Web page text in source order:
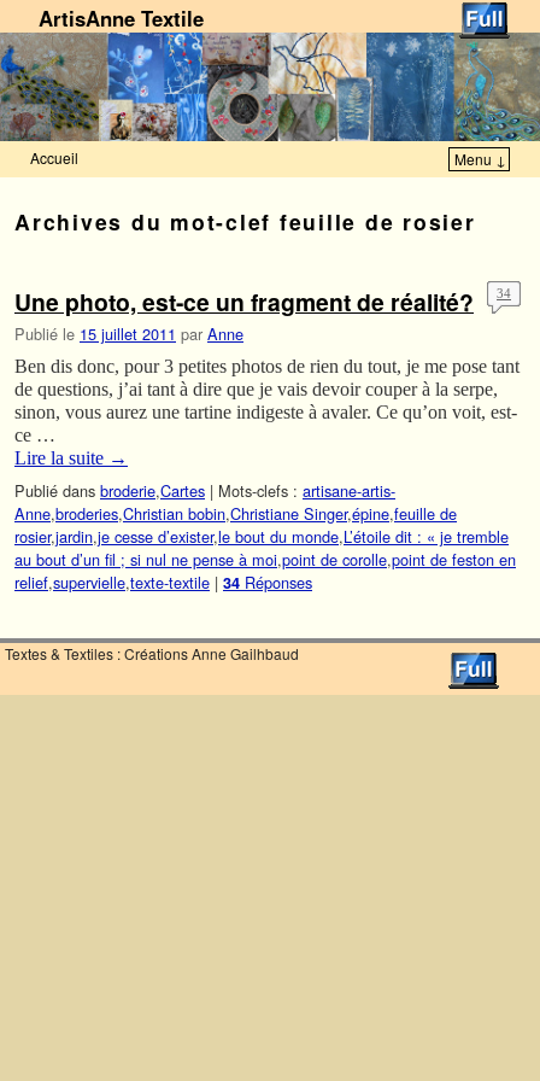
ArtisAnne Textile
Accueil Menu ↓
Archives du mot-clef feuille de rosier
Une photo, est-ce un fragment de réalité?
Publié le 15 juillet 2011 par Anne
34
Ben dis donc, pour 3 petites photos de rien du tout, je me pose tant
de questions, j’ai tant à dire que je vais devoir couper à la serpe,
sinon, vous aurez une tartine indigeste à avaler. Ce qu’on voit, est-
ce …
Lire la suite →
Publié dans broderie,Cartes | Mots-clefs : artisane-artis-
Anne,broderies,Christian bobin,Christiane Singer,épine,feuille de
rosier,jardin,je cesse d’exister,le bout du monde,L’étoile dit : « je tremble
au bout d’un fil ; si nul ne pense à moi,point de corolle,point de feston en
relief,supervielle,texte-textile | 34 Réponses
Textes & Textiles : Créations Anne Gailhbaud